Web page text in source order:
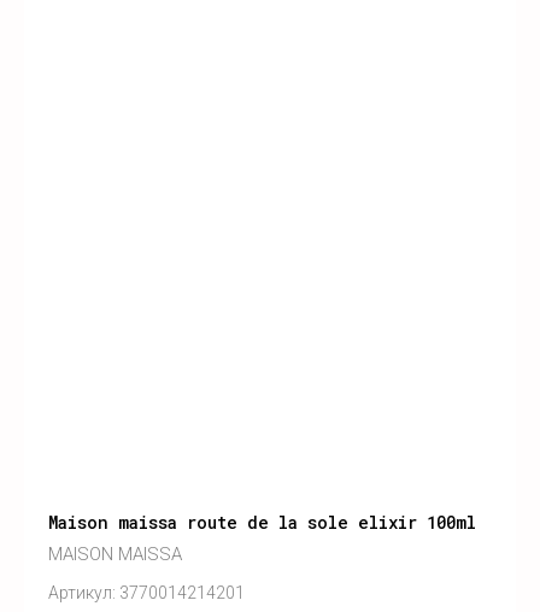
Maison maissa route de la sole elixir 100ml
MAISON MAISSA
Артикул: 3770014214201